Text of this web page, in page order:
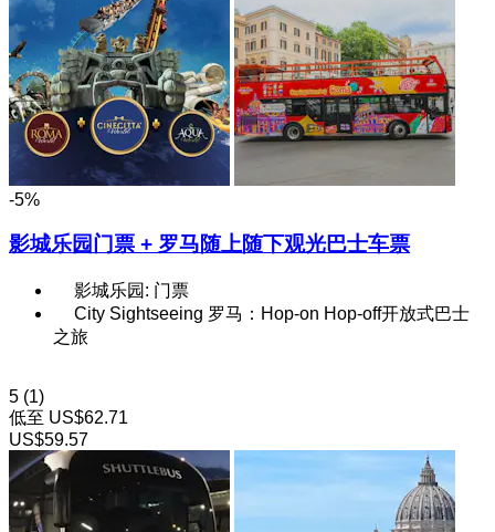
-5%
影城乐园门票 + 罗马随上随下观光巴士车票
影城乐园: 门票
City Sightseeing 罗马：Hop-on Hop-off开放式巴士
之旅
5 (1)
低至 US$62.71
US$59.57